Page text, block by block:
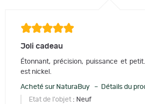
Joli cadeau
Étonnant, précision, puissance et
est nickel.
Acheté sur NaturaBuy – Détails du
Etat de l'objet : Neuf